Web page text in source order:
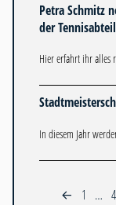
Petra Schmitz
der
Hier erfahrt ihr alles
In diesem Jahr
← 1 … 4